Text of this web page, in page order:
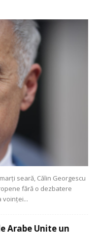
seară, Călin Georgescu
fără o dezbatere
voinței...
Arabe Unite un